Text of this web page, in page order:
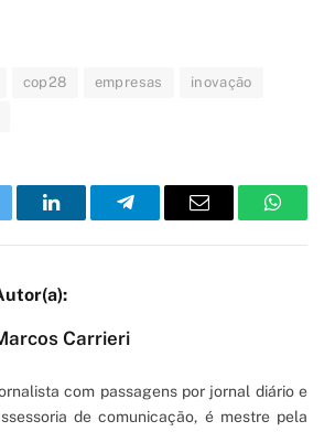
cop28 empresas inovação
LinkedInTelegramEmail
Carrieri
com passagens por jornal diário e
de comunicação, é mestre pela